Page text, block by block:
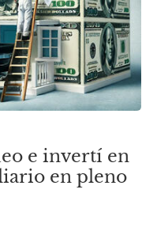
e invertí en
en pleno